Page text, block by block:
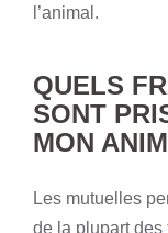
l’animal.
QUELS
SONT
MON
Les mutuelles
de la plupart des